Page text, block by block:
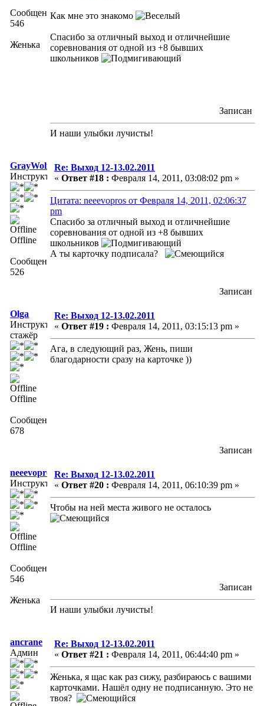
Сообщений:
546
Женька
Как мне это знакомо
Спасибо за отличный выход и отличнейшие
соревнования от одной из +8 бывших
школьников
Записан
И наши улыбки лучисты!
GrayWolf
Инструктор
Offline
Сообщений:
526
Re: Выход 12-13.02.2011
« Ответ #18 : Февраля 14, 2011, 03:08:02 pm »
Цитата: neeevopros от Февраля 14, 2011, 02:06:37
pm
Спасибо за отличный выход и отличнейшие
соревнования от одной из +8 бывших
школьников
А ты карточку подписала?
Записан
Olga
Инструктор-
стажёр
Offline
Сообщений:
678
Re: Выход 12-13.02.2011
« Ответ #19 : Февраля 14, 2011, 03:15:13 pm »
Ага, в следующий раз, Жень, пиши
благодарности сразу на карточке ))
Записан
neeevopros
Инструктор
Offline
Сообщений:
546
Женька
Re: Выход 12-13.02.2011
« Ответ #20 : Февраля 14, 2011, 06:10:39 pm »
Чтобы на ней места живого не осталось
Записан
И наши улыбки лучисты!
ancrane
Админ
Re: Выход 12-13.02.2011
« Ответ #21 : Февраля 14, 2011, 06:44:40 pm »
Женька, я щас как раз сижу, разбираюсь с вашими
карточками. Нашёл одну не подписанную. Это не
твоя?